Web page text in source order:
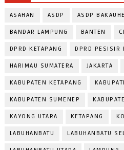
ASAHAN ASDP ASDP
BANDAR LAMPUNG BANTEN
DPRD KETAPANG DPRD PESISIR
HARIMAU SUMATERA JAKARTA
KABUPATEN KETAPANG
KABUPATEN SUMENEP
KAYONG UTARA KETAPANG
LABUHANBATU LABUHANBATU